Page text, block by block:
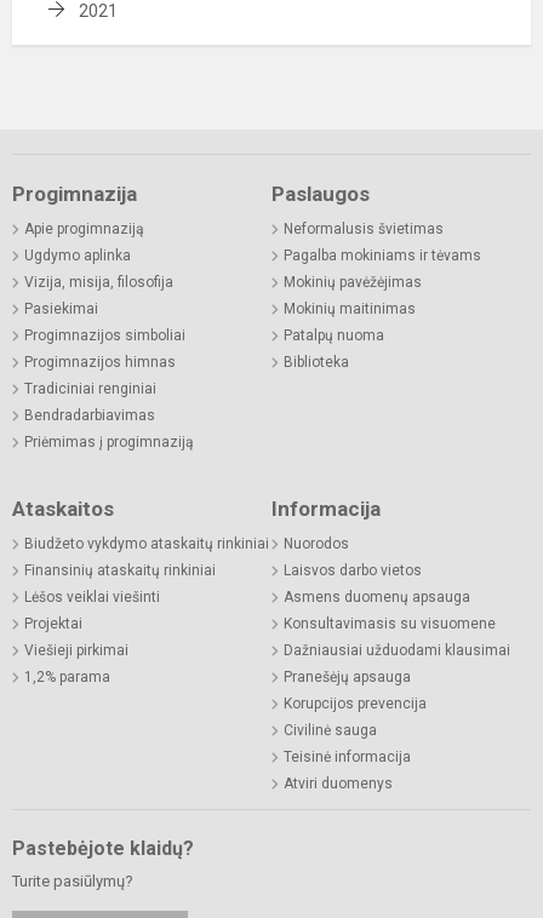
2021
Progimnazija
Apie progimnaziją
Ugdymo aplinka
Vizija, misija, filosofija
Pasiekimai
Progimnazijos simboliai
Progimnazijos himnas
Tradiciniai renginiai
Bendradarbiavimas
Priėmimas į progimnaziją
Paslaugos
Neformalusis švietimas
Pagalba mokiniams ir tėvams
Mokinių pavėžėjimas
Mokinių maitinimas
Patalpų nuoma
Biblioteka
Ataskaitos
Biudžeto vykdymo ataskaitų rinkiniai
Finansinių ataskaitų rinkiniai
Lėšos veiklai viešinti
Projektai
Viešieji pirkimai
1,2% parama
Informacija
Nuorodos
Laisvos darbo vietos
Asmens duomenų apsauga
Konsultavimasis su visuomene
Dažniausiai užduodami klausimai
Pranešėjų apsauga
Korupcijos prevencija
Civilinė sauga
Teisinė informacija
Atviri duomenys
Pastebėjote klaidų?
Turite pasiūlymų?